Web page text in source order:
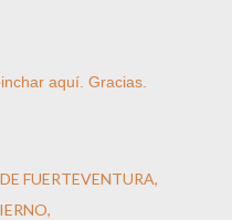
aquí. Gracias.
FUERTEVENTURA